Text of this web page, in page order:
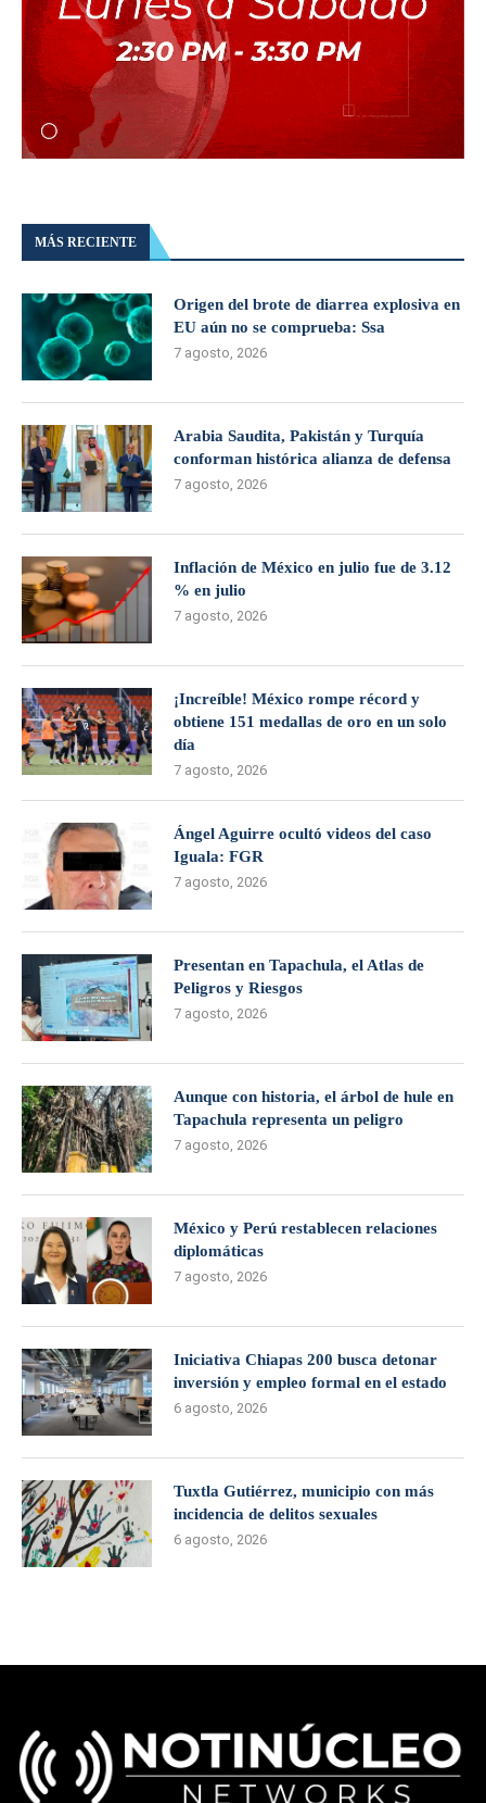
MÁS RECIENTE
Origen del brote de diarrea explosiva en
EU aún no se comprueba: Ssa
7 agosto, 2026
Arabia Saudita, Pakistán y Turquía
conforman histórica alianza de defensa
7 agosto, 2026
Inflación de México en julio fue de 3.12
% en julio
7 agosto, 2026
¡Increíble! México rompe récord y
obtiene 151 medallas de oro en un solo
día
7 agosto, 2026
Ángel Aguirre ocultó videos del caso
Iguala: FGR
7 agosto, 2026
Presentan en Tapachula, el Atlas de
Peligros y Riesgos
7 agosto, 2026
Aunque con historia, el árbol de hule en
Tapachula representa un peligro
7 agosto, 2026
México y Perú restablecen relaciones
diplomáticas
7 agosto, 2026
Iniciativa Chiapas 200 busca detonar
inversión y empleo formal en el estado
6 agosto, 2026
Tuxtla Gutiérrez, municipio con más
incidencia de delitos sexuales
6 agosto, 2026